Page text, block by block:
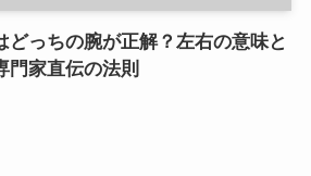
どっちの腕が正解？左右の意味と
門家直伝の法則